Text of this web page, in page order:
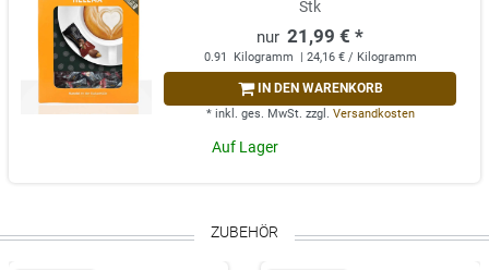
Stk
21,99 € *
0.91 Kilogramm | 24,16 € / Kilogramm
IN DEN WARENKORB
* inkl. ges. MwSt. zzgl. Versandkosten
Auf Lager
ZUBEHÖR